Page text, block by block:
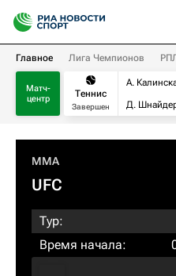
Главное Лига Чемпионов
Матч-
центр
Теннис
Завершен
А.
Д.
MMA
UFC
Тур:
Время начала: